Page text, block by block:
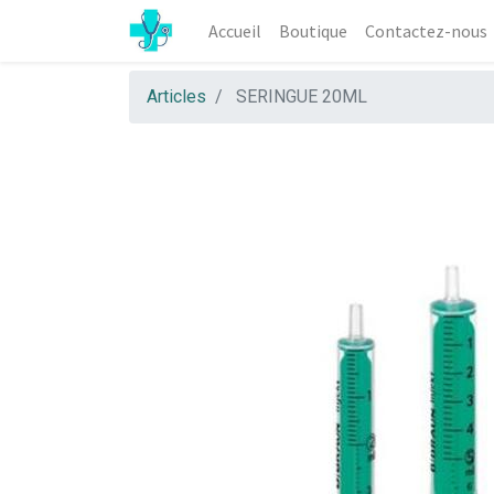
Accueil Boutique Contactez-nous
Articles SERINGUE 20ML